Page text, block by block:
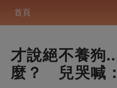
首頁
才說絕不養狗
麼？ 兒哭喊